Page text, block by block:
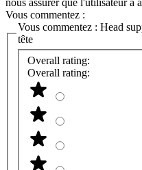
Vous commentez :
Vous commentez : Head
tête
Overall rating:
Overall rating: